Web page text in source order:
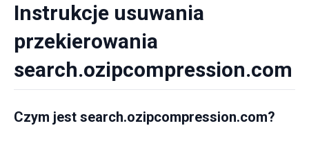
Instrukcje usuwania
przekierowania
search.ozipcompression.com
Czym jest search.ozipcompression.com?